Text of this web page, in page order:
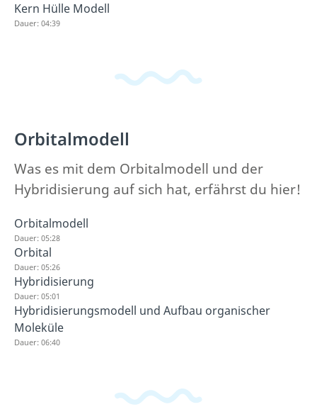
Kern Hülle Modell
Dauer: 04:39
Orbitalmodell
Was es mit dem Orbitalmodell und der
Hybridisierung auf sich hat, erfährst du hier!
Orbitalmodell
Dauer: 05:28
Orbital
Dauer: 05:26
Hybridisierung
Dauer: 05:01
Hybridisierungsmodell und Aufbau organischer
Moleküle
Dauer: 06:40